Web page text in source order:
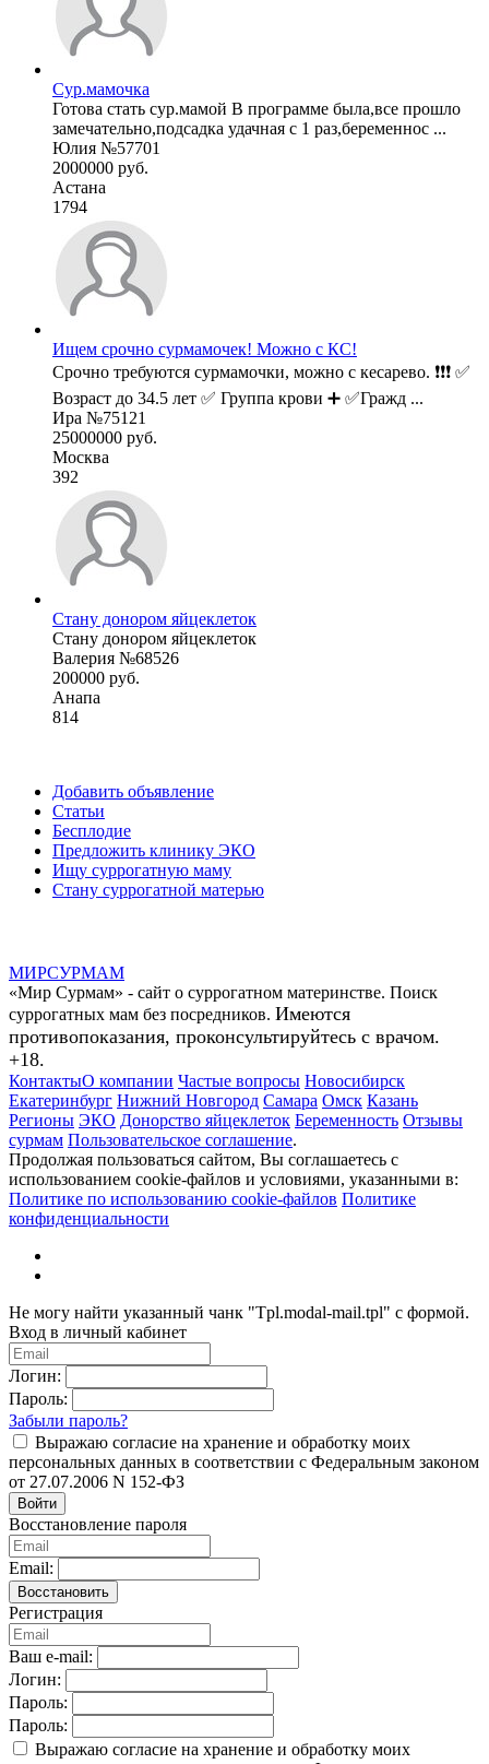
Сур.мамочка
Готова стать сур.мамой В программе была,все прошло
замечательно,подсадка удачная с 1 раз,беременнос ...
Юлия №57701
2000000 руб.
Астана
1794
Ищем срочно сурмамочек! Можно с КС!
Срочно требуются сурмамочки, можно с кесарево. ❗❗❗ ✅
Возраст до 34.5 лет ✅ Группа крови ➕ ✅Гражд ...
Ира №75121
25000000 руб.
Москва
392
Стану донором яйцеклеток
Стану донором яйцеклеток
Валерия №68526
200000 руб.
Анапа
814
Добавить объявление
Статьи
Бесплодие
Предложить клинику ЭКО
Ищу суррогатную маму
Стану суррогатной матерью
МИРСУРМАМ
«Мир Сурмам» - сайт о суррогатном материнстве. Поиск
суррогатных мам без посредников. Имеются
противопоказания, проконсультируйтесь с врачом.
+18.
КонтактыО компании Частые вопросы Новосибирск
Екатеринбург Нижний Новгород Самара Омск Казань
Регионы ЭКО Донорство яйцеклеток Беременность Отзывы
сурмам Пользовательское соглашение.
Продолжая пользоваться сайтом, Вы соглашаетесь с
использованием cookie-файлов и условиями, указанными в:
Политике по использованию cookie-файлов Политике
конфиденциальности
Не могу найти указанный чанк "Tpl.modal-mail.tpl" с формой.
Вход в личный кабинет
Логин:
Пароль:
Забыли пароль?
Выражаю согласие на хранение и обработку моих
персональных данных в соответствии с Федеральным законом
от 27.07.2006 N 152-ФЗ
Войти
Восстановление пароля
Email:
Восстановить
Регистрация
Ваш e-mail:
Логин:
Пароль:
Пароль:
Выражаю согласие на хранение и обработку моих